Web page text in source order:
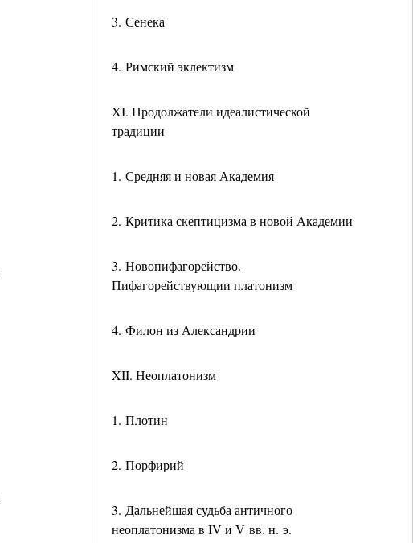
3. Сенека
4. Римский эклектизм
XI. Продолжатели идеалистической
традиции
1. Средняя и новая Академия
2. Критика скептицизма в новой Академии
3. Новопифагорейство.
Пифагорействующии платонизм
4. Филон из Александрии
XII. Неоплатонизм
1. Плотин
2. Порфирий
3. Дальнейшая судьба античного
неоплатонизма в IV и V вв. н. э.